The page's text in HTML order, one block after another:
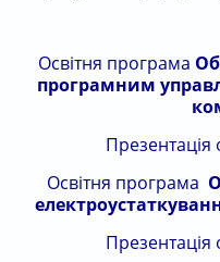
Освітня програма
програмним
Презентація
Освітня програма
Презентація